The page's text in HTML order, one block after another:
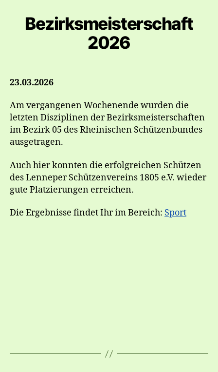
Bezirksmeisterschaft
2026
23.03.2026
Am vergangenen Wochenende wurden die
letzten Disziplinen der Bezirksmeisterschaften
im Bezirk 05 des Rheinischen Schützenbundes
ausgetragen.
Auch hier konnten die erfolgreichen Schützen
des Lenneper Schützenvereins 1805 e.V. wieder
gute Platzierungen erreichen.
Die Ergebnisse findet Ihr im Bereich: Sport